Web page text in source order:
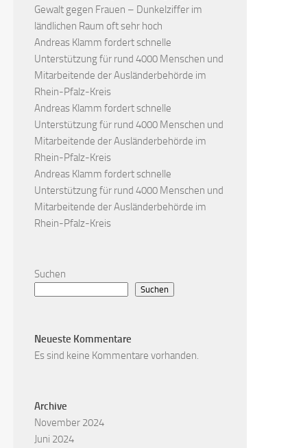
Gewalt gegen Frauen – Dunkelziffer im
ländlichen Raum oft sehr hoch
Andreas Klamm fordert schnelle
Unterstützung für rund 4000 Menschen und
Mitarbeitende der Ausländerbehörde im
Rhein-Pfalz-Kreis
Andreas Klamm fordert schnelle
Unterstützung für rund 4000 Menschen und
Mitarbeitende der Ausländerbehörde im
Rhein-Pfalz-Kreis
Andreas Klamm fordert schnelle
Unterstützung für rund 4000 Menschen und
Mitarbeitende der Ausländerbehörde im
Rhein-Pfalz-Kreis
Suchen
Suchen
Neueste Kommentare
Es sind keine Kommentare vorhanden.
Archive
November 2024
Juni 2024